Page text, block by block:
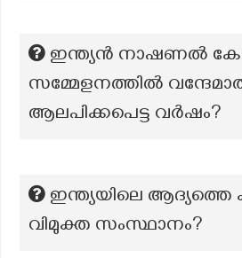
ഇന്ത്യൻ നാഷണൽ
സമ്മേളനത്തിൽ
ആലപിക്കപെട്ട വർഷം?
ഇന്ത്യയിലെ
വിമുക്ത സംസ്ഥാനം?